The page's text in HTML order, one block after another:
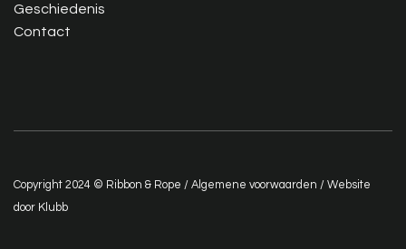
Geschiedenis
Contact
Copyright 2024 © Ribbon & Rope / Algemene voorwaarden / Website
door Klubb